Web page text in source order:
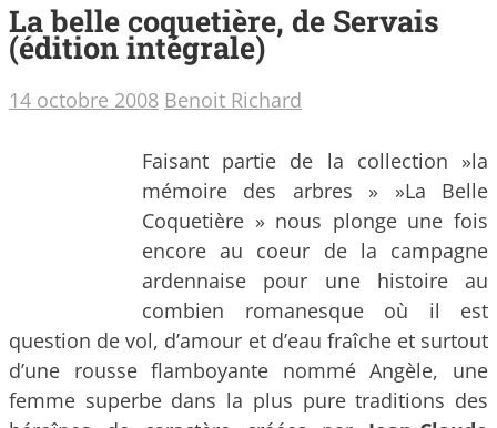
La belle coquetière, de Servais
(édition intégrale)
14 octobre 2008 Benoit Richard
Faisant partie de la collection »la
mémoire des arbres » »La Belle
Coquetière » nous plonge une fois
encore au coeur de la campagne
ardennaise pour une histoire au
combien romanesque où il est
question de vol, d’amour et d’eau fraîche et surtout
d’une rousse flamboyante nommé Angèle, une
femme superbe dans la plus pure traditions des